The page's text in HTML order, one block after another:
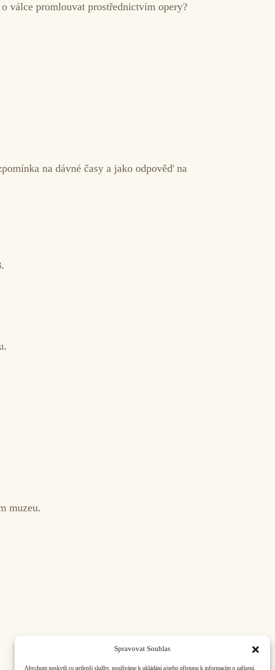
Spravovat Souhlas
Abychom poskytli co nejlepší služby, používáme k ukládání a/nebo přístupu k informacím o zařízení,
válce promlouvat prostřednictvím opery?
na dávné časy a jako odpověď na
muzeu.